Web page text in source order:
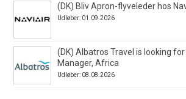
(DK) Bliv Apron-flyveleder hos
Udløber: 01.09.2026
(DK) Albatros Travel is looking
Manager, Africa
Udløber: 08.08.2026